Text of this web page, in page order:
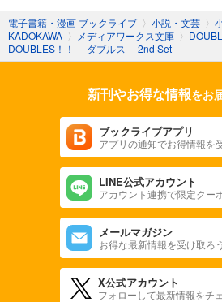
電子書籍・漫画 ブックライブ 〉 小説・文芸 〉
KADOKAWA 〉 メディアワークス文庫 〉
DOUBLES！！ ―ダブルス― 2nd Set
新刊やお得な情報をお
ブックライブアプリ
アプリの通知でお得情報を
LINE公式アカウント
アカウント連携で限定クー
メールマガジン
お得な最新情報を受け取ろ
X公式アカウント
フォローして最新情報をチ